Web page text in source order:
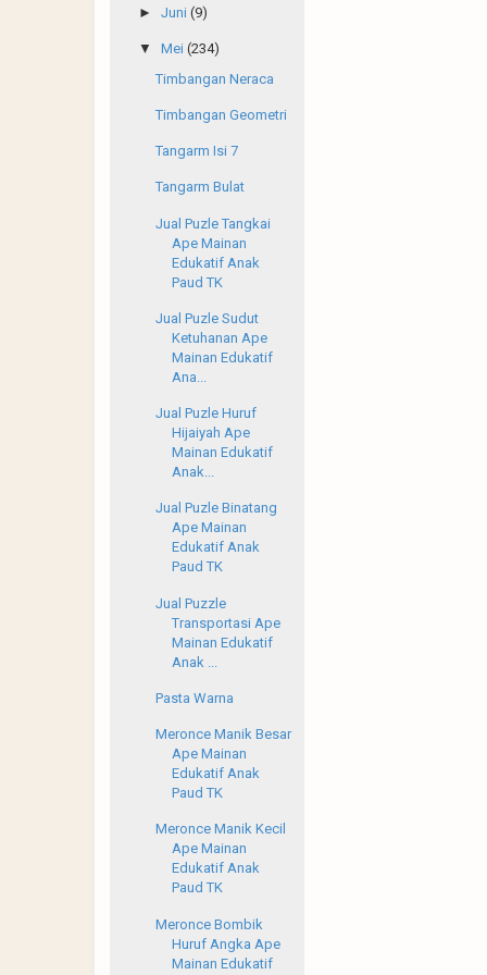
► Juni (9)
▼ Mei (234)
Timbangan Neraca
Timbangan Geometri
Tangarm Isi 7
Tangarm Bulat
Jual Puzle Tangkai
Ape Mainan
Edukatif Anak
Paud TK
Jual Puzle Sudut
Ketuhanan Ape
Mainan Edukatif
Ana...
Jual Puzle Huruf
Hijaiyah Ape
Mainan Edukatif
Anak...
Jual Puzle Binatang
Ape Mainan
Edukatif Anak
Paud TK
Jual Puzzle
Transportasi Ape
Mainan Edukatif
Anak ...
Pasta Warna
Meronce Manik Besar
Ape Mainan
Edukatif Anak
Paud TK
Meronce Manik Kecil
Ape Mainan
Edukatif Anak
Paud TK
Meronce Bombik
Huruf Angka Ape
Mainan Edukatif